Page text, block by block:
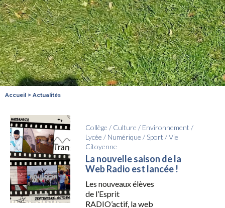
Accueil > Actualités
Collège / Culture / Environnement /
Lycée / Numérique / Sport /Vie
Citoyenne
La nouvelle saison de la
Web Radio est lancée !
Les nouveaux élèves
de l’Esprit
RADIO’actif, la web